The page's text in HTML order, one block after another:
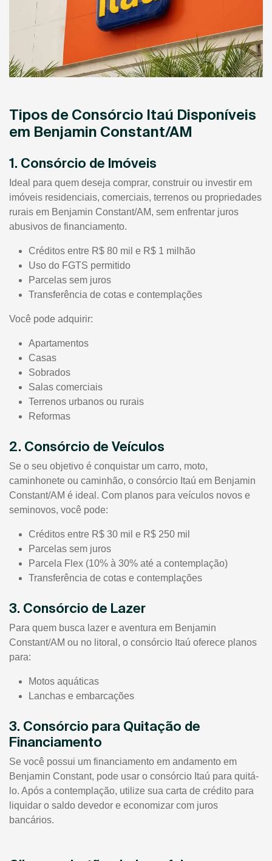
Tipos de Consórcio Itaú Disponíveis
em Benjamin Constant/AM
1. Consórcio de Imóveis
Ideal para quem deseja comprar, construir ou investir em
imóveis residenciais, comerciais, terrenos ou propriedades
rurais em Benjamin Constant/AM, sem enfrentar juros
abusivos de financiamento.
Créditos entre R$ 80 mil e R$ 1 milhão
Uso do FGTS permitido
Parcelas sem juros
Transferência de cotas e contemplações
Você pode adquirir:
Apartamentos
Casas
Sobrados
Salas comerciais
Terrenos urbanos ou rurais
Reformas
2. Consórcio de Veículos
Se o seu objetivo é conquistar um carro, moto,
caminhonete ou caminhão, o consórcio Itaú em Benjamin
Constant/AM é ideal. Com planos para veículos novos e
seminovos, você pode:
Créditos entre R$ 30 mil e R$ 250 mil
Parcelas sem juros
Parcela Flex (10% à 30% até a contemplação)
Transferência de cotas e contemplações
3. Consórcio de Lazer
Para quem busca lazer e aventura em Benjamin
Constant/AM ou no litoral, o consórcio Itaú oferece planos
para:
Motos aquáticas
Lanchas e embarcações
3. Consórcio para Quitação de
Financiamento
Se você possui um financiamento em andamento em
Benjamin Constant, pode usar o consórcio Itaú para quitá-
lo. Após a contemplação, utilize sua carta de crédito para
liquidar o saldo devedor e economizar com juros
bancários.